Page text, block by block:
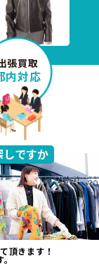
張買取
内対応
ですか
頂きます！
。